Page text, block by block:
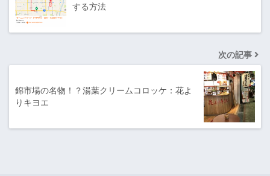
する方法
次の記事
錦市場の名物！？湯葉クリームコロッケ：花よ
りキヨエ